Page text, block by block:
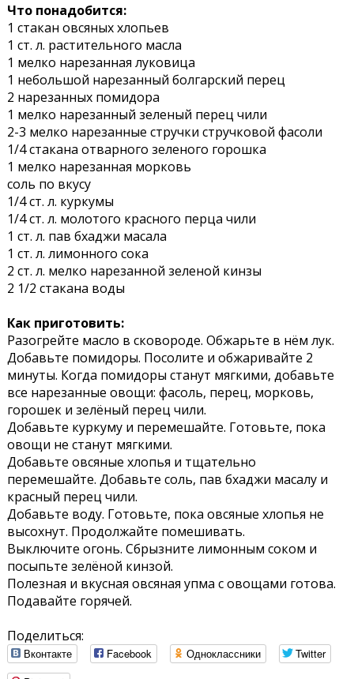
Что понадобится:
1 стакан овсяных хлопьев
1 ст. л. растительного масла
1 мелко нарезанная луковица
1 небольшой нарезанный болгарский перец
2 нарезанных помидора
1 мелко нарезанный зеленый перец чили
2-3 мелко нарезанные стручки стручковой фасоли
1/4 стакана отварного зеленого горошка
1 мелко нарезанная морковь
соль по вкусу
1/4 ст. л. куркумы
1/4 ст. л. молотого красного перца чили
1 ст. л. пав бхаджи масала
1 ст. л. лимонного сока
2 ст. л. мелко нарезанной зеленой кинзы
2 1/2 стакана воды
Как приготовить:
Разогрейте масло в сковороде. Обжарьте в нём лук.
Добавьте помидоры. Посолите и обжаривайте 2
минуты. Когда помидоры станут мягкими, добавьте
все нарезанные овощи: фасоль, перец, морковь,
горошек и зелёный перец чили.
Добавьте куркуму и перемешайте. Готовьте, пока
овощи не станут мягкими.
Добавьте овсяные хлопья и тщательно
перемешайте. Добавьте соль, пав бхаджи масалу и
красный перец чили.
Добавьте воду. Готовьте, пока овсяные хлопья не
высохнут. Продолжайте помешивать.
Выключите огонь. Сбрызните лимонным соком и
посыпьте зелёной кинзой.
Полезная и вкусная овсяная упма с овощами готова.
Подавайте горячей.
Поделиться:
Вконтакте Facebook Одноклассники
Twitter